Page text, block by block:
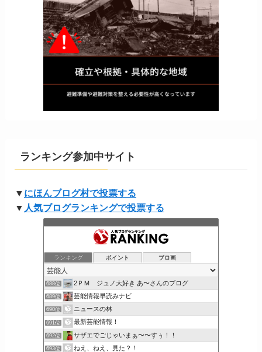
ランキング参加中サイト
▼ にほんブログ村で投票する
▼ 人気ブログランキングで投票する
ランキング ポイント ブロ画
688位 2ＰＭ ジュノ大好き あ〜さんのブログ
689位 芸能情報早読みナビ
690位 ニュースの林
691位 最新芸能情報！
692位 サザエでごじゃいまぁ〜〜すぅ！！
693位 ねえ、ねえ、見た？！